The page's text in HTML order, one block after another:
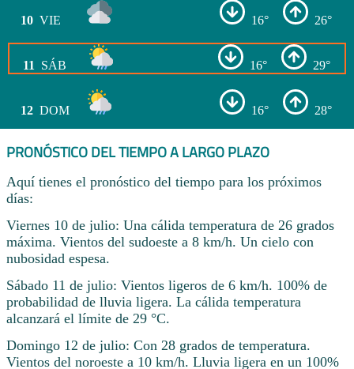
10 VIE 16° 26°
11 SÁB 16° 29°
12 DOM 16° 28°
PRONÓSTICO DEL TIEMPO A LARGO PLAZO
Aquí tienes el pronóstico del tiempo para los próximos
días:
Viernes 10 de julio: Una cálida temperatura de 26 grados
máxima. Vientos del sudoeste a 8 km/h. Un cielo con
nubosidad espesa.
Sábado 11 de julio: Vientos ligeros de 6 km/h. 100% de
probabilidad de lluvia ligera. La cálida temperatura
alcanzará el límite de 29 °C.
Domingo 12 de julio: Con 28 grados de temperatura.
Vientos del noroeste a 10 km/h. Lluvia ligera en un 100%